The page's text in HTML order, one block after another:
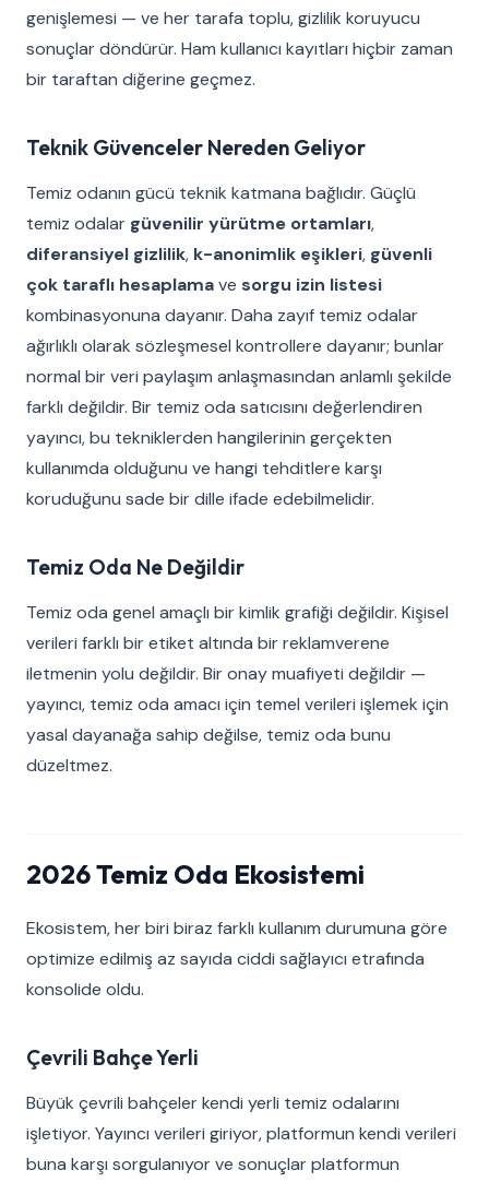
genişlemesi — ve her tarafa toplu, gizlilik koruyucu
sonuçlar döndürür. Ham kullanıcı kayıtları hiçbir zaman
bir taraftan diğerine geçmez.
Teknik Güvenceler Nereden Geliyor
Temiz odanın gücü teknik katmana bağlıdır. Güçlü
temiz odalar güvenilir yürütme ortamları,
diferansiyel gizlilik, k-anonimlik eşikleri, güvenli
çok taraflı hesaplamave sorgu izin listesi
kombinasyonuna dayanır. Daha zayıf temiz odalar
ağırlıklı olarak sözleşmesel kontrollere dayanır; bunlar
normal bir veri paylaşım anlaşmasından anlamlı şekilde
farklı değildir. Bir temiz oda satıcısını değerlendiren
yayıncı, bu tekniklerden hangilerinin gerçekten
kullanımda olduğunu ve hangi tehditlere karşı
koruduğunu sade bir dille ifade edebilmelidir.
Temiz Oda Ne Değildir
Temiz oda genel amaçlı bir kimlik grafiği değildir. Kişisel
verileri farklı bir etiket altında bir reklamverene
iletmenin yolu değildir. Bir onay muafiyeti değildir —
yayıncı, temiz oda amacı için temel verileri işlemek için
yasal dayanağa sahip değilse, temiz oda bunu
düzeltmez.
2026 Temiz Oda Ekosistemi
Ekosistem, her biri biraz farklı kullanım durumuna göre
optimize edilmiş az sayıda ciddi sağlayıcı etrafında
konsolide oldu.
Çevrili Bahçe Yerli
Büyük çevrili bahçeler kendi yerli temiz odalarını
işletiyor. Yayıncı verileri giriyor, platformun kendi verileri
buna karşı sorgulanıyor ve sonuçlar platformun